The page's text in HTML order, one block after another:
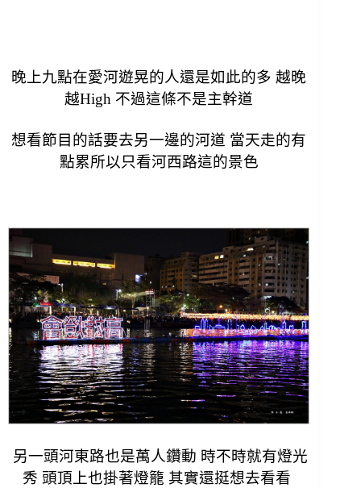
晚上九點在愛河遊晃的人還是如此的多 越晚
越High 不過這條不是主幹道
想看節目的話要去另一邊的河道 當天走的有
點累所以只看河西路這的景色
另一頭河東路也是萬人鑽動 時不時就有燈光
秀 頭頂上也掛著燈籠 其實還挺想去看看